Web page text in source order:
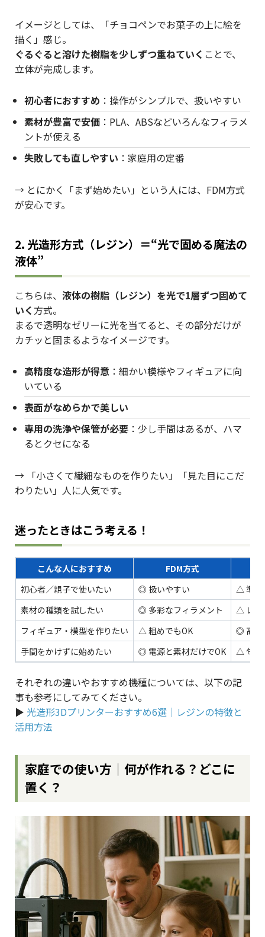
イメージとしては、「チョコペンでお菓子の上に絵を
描く」感じ。
ぐるぐると溶けた樹脂を少しずつ重ねていく ことで、
立体が完成します。
初心者におすすめ ：操作がシンプルで、扱いやすい
素材が豊富で安価 ：PLA、ABSなどいろんなフィラメ
ントが使える
失敗しても直しやすい ：家庭用の定番
→ とにかく「まず始めたい」という人には、FDM方式
が安心です。
2. 光造形方式（レジン）＝“光で固める魔法の
液体”
こちらは、 液体の樹脂（レジン）を光で1層ずつ固めて
いく 方式。
まるで透明なゼリーに光を当てると、その部分だけが
カチッと固まるようなイメージです。
高精度な造形が得意 ：細かい模様やフィギュアに向
いている
表面がなめらかで美しい
専用の洗浄や保管が必要 ：少し手間はあるが、ハマ
るとクセになる
→ 「小さくて繊細なものを作りたい」「見た目にこだ
わりたい」人に人気です。
迷ったときはこう考える！
こんな人におすすめ FDM方式
初心者／親子で使いたい
◎ 扱いやすい
△ 準備
素材の種類を試したい
◎ 多彩なフィラメント
△ レジ
フィギュア・模型を作りたい
△ 粗めでもOK
◎ 高精
手間をかけずに始めたい
◎ 電源と素材だけでOK △ 匂い
それぞれの違いやおすすめ機種については、以下の記
事も参考にしてみてください。
▶︎ 光造形3Dプリンターおすすめ6選｜レジンの特徴と
活用方法
家庭での使い方｜何が作れる？どこに
置く？